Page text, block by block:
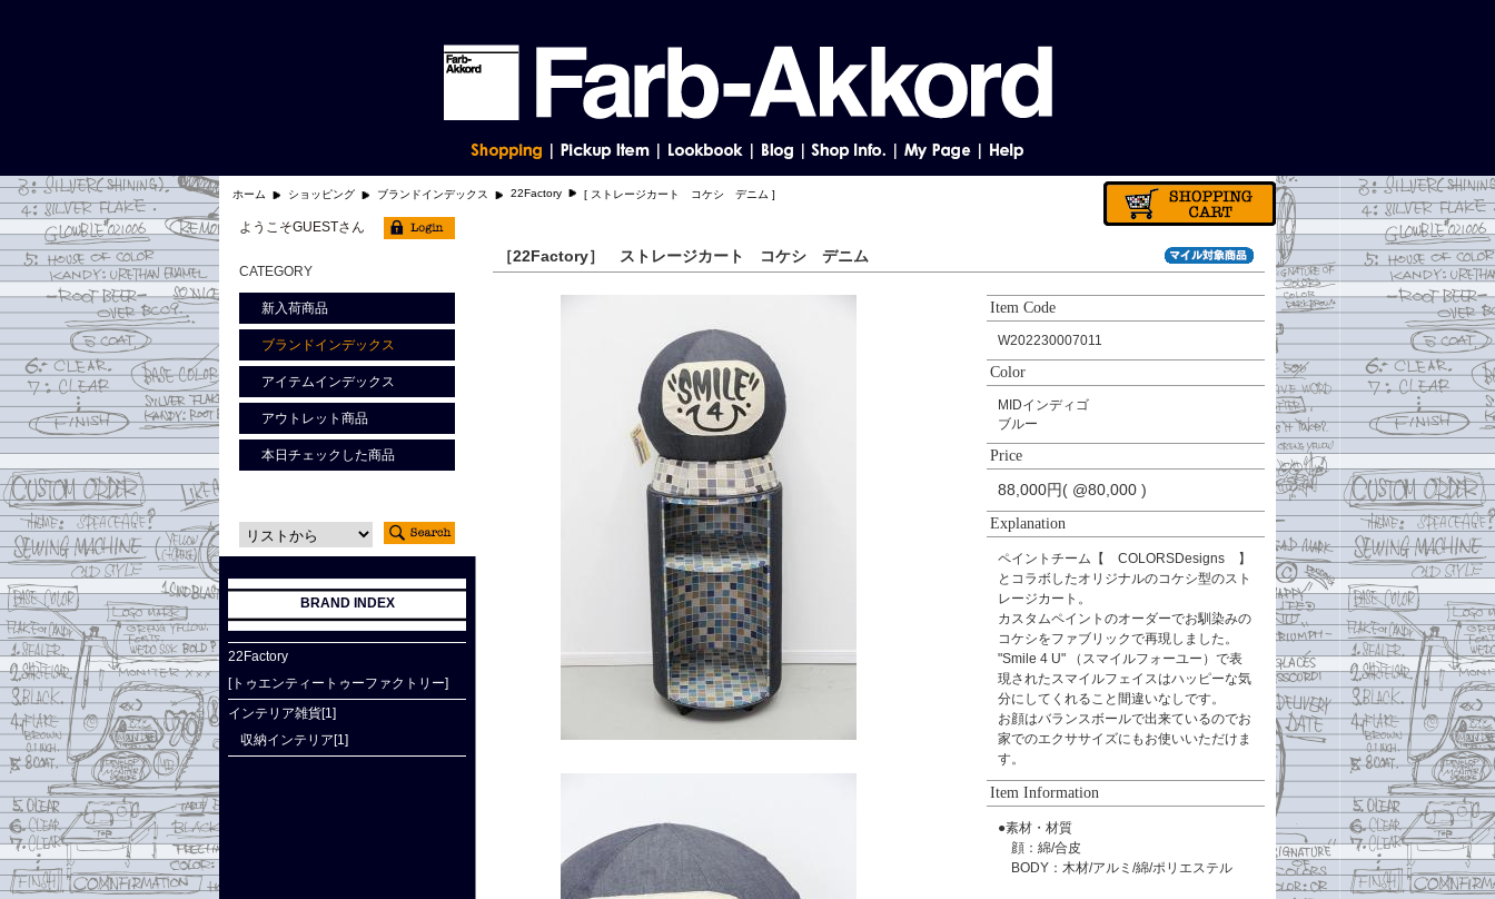
ホーム ショッピング ブランドインデックス 22Factory [ ストレージカート コケシ デニム ]
［22Factory］ ストレージカート コケシ デニム
Item Code
W202230007011
Color
MIDインディゴ
ブルー
Price
88,000円( @80,000 )
Explanation
ペイントチーム【 COLORSDesigns 】
とコラボしたオリジナルのコケシ型のスト
レージカート。
カスタムペイントのオーダーでお馴染みの
コケシをファブリックで再現しました。
"Smile 4 U" （スマイルフォーユー）で表
現されたスマイルフェイスはハッピーな気
分にしてくれること間違いなしです。
お顔はバランスボールで出来ているのでお
家でのエクササイズにもお使いいただけま
す。
Item Information
●素材・材質
顔：綿/合皮
BODY：木材/アルミ/綿/ポリエステル
ようこそGUESTさん
CATEGORY
新入荷商品
ブランドインデックス
アイテムインデックス
アウトレット商品
本日チェックした商品
BRAND INDEX
22Factory
[トゥエンティートゥーファクトリー]
インテリア雑貨[1]
収納インテリア[1]